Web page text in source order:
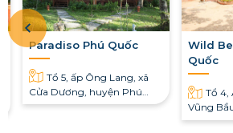
Paradiso Phú Quốc
Tổ 5, ấp Ông Lang, xã
Cửa Dương, huyện Phú
Quốc, tỉnh Kiên Giang, Việt
Wild
Quốc
Tổ 4,
Vũng